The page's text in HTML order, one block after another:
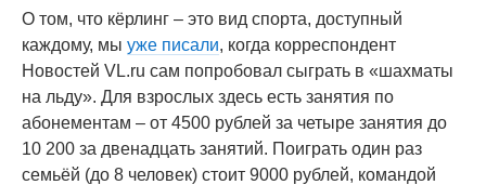
О том, что кёрлинг – это вид спорта, доступный
каждому, мы уже писали, когда корреспондент
Новостей VL.ru сам попробовал сыграть в «шахматы
на льду». Для взрослых здесь есть занятия по
абонементам – от 4500 рублей за четыре занятия до
10 200 за двенадцать занятий. Поиграть один раз
семьёй (до 8 человек) стоит 9000 рублей, командой